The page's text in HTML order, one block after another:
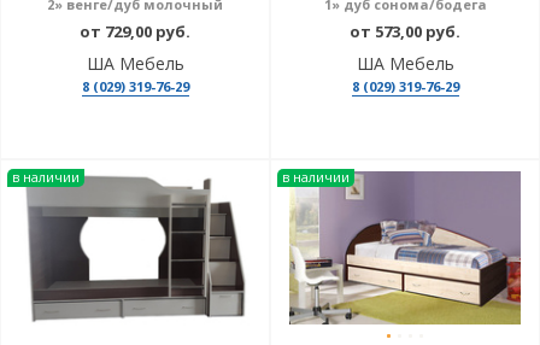
2» венге/дуб молочный
от 729,00 руб.
ША Мебель
8 (029) 319-76-29
1» дуб сонома/бодега
от 573,00 руб.
ША Мебель
8 (029) 319-76-29
в наличии в наличии